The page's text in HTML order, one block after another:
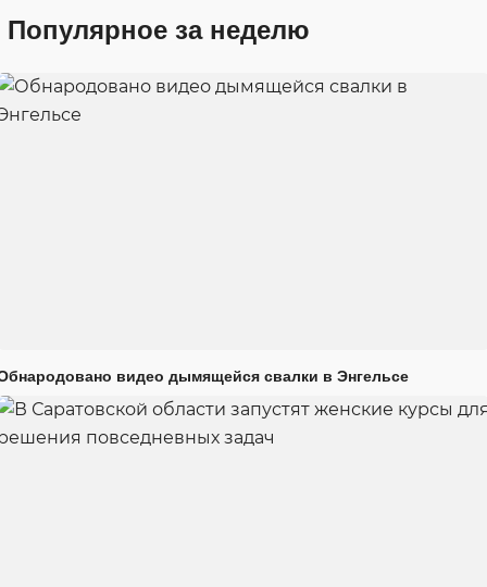
Популярное за неделю
видео дымящейся свалки в Энгельсе